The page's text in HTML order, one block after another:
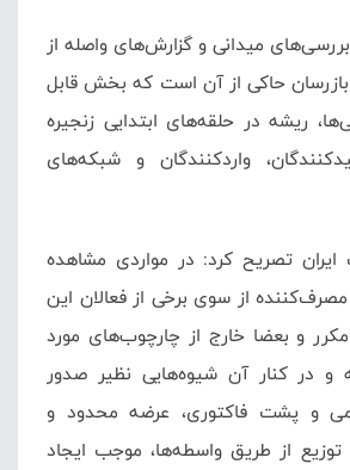
بررسی‌های میدانی و گزارش‌های واصله از
حاکی از آن است که بخش قابل
ریشه در حلقه‌های ابتدایی زنجیره
واردکنندگان و شبکه‌های
تصریح کرد: در مواردی مشاهده
از سوی برخی از فعالان این
و بعضا خارج از چارچوب‌های مورد
و در کنار آن شیوه‌هایی نظیر صدور
و پشت فاکتوری، عرضه محدود و
توزیع از طریق واسطه‌ها، موجب ایجاد